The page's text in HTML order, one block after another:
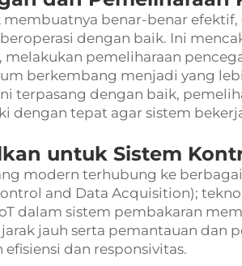
membuatnya benar-benar
dengan baik. Ini
melakukan pemeliharaan
berkembang menjadi yang
terpasang dengan baik,
dengan tepat agar sistem
untuk Sistem
modern terhubung ke
and Data Acquisition);
dalam sistem pembakaran
jauh serta pemantauan dan
dan responsivitas.